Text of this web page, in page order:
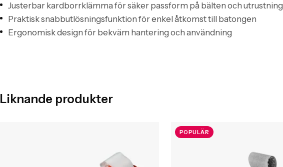
Justerbar kardborrklämma för säker passform på bälten och utrustning
Praktisk snabbutlösningsfunktion för enkel åtkomst till batongen
Ergonomisk design för bekväm hantering och användning
Liknande produkter
POPULÄR